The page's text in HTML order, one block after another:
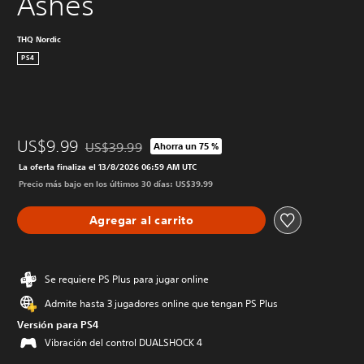
THQ Nordic
PS4
US$9.99 Rebajado del precio original de US$39.99
US$39.99 Ahorra un 75 %
La oferta finaliza el 13/8/2026 06:59 AM UTC
Precio más bajo en los últimos 30 días: US$39.99
Agregar al carrito
Se requiere PS Plus para jugar online
Admite hasta 3 jugadores online que tengan PS Plus
Versión para PS4
Vibración del control DUALSHOCK 4